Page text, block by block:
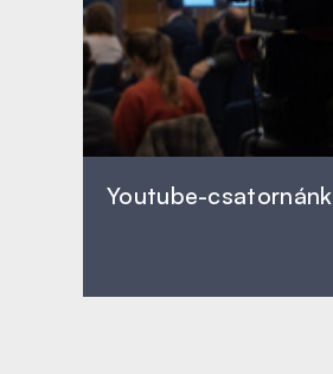
Youtube-csatornánk